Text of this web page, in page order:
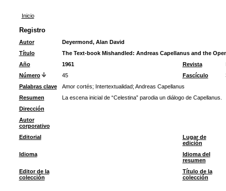
Inicio
Registro
Autor
Deyermond, Alan David
Título
The Text-book Mishandled: Andreas Capellanus and the
Año
1961 Revista
Número
45 Fascículo
Palabras clave
Amor cortés; Intertextualidad; Andreas Capellanus
Resumen
La escena inicial de “Celestina” parodia un diálogo de Capellanus.
Dirección
Autor
corporativo
Editorial
Lugar de
edición
Idioma
Idioma del
resumen
Editor de la
colección
Título de la
colección